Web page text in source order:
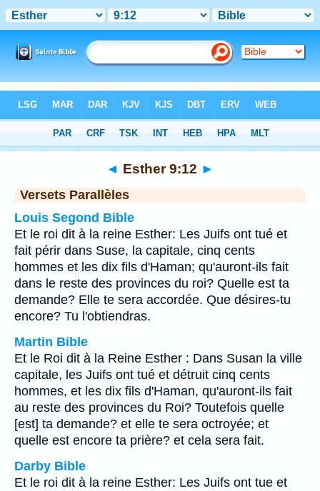
Chapitre 9> Verset 12
◄ Esther 9:12 ►
Versets Parallèles
Louis Segond Bible
Et le roi dit à la reine Esther: Les Juifs ont tué et
fait périr dans Suse, la capitale, cinq cents
hommes et les dix fils d'Haman; qu'auront-ils fait
dans le reste des provinces du roi? Quelle est ta
demande? Elle te sera accordée. Que désires-tu
encore? Tu l'obtiendras.
Martin Bible
Et le Roi dit à la Reine Esther : Dans Susan la ville
capitale, les Juifs ont tué et détruit cinq cents
hommes, et les dix fils d'Haman, qu'auront-ils fait
au reste des provinces du Roi? Toutefois quelle
[est] ta demande? et elle te sera octroyée; et
quelle est encore ta prière? et cela sera fait.
Darby Bible
Et le roi dit à la reine Esther: Les Juifs ont tue et